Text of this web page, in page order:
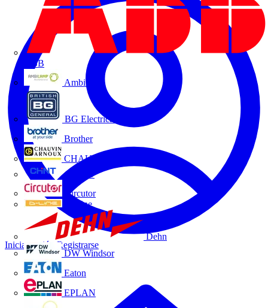
ABB
Ambilamp
BG Electrical
Brother
CHAUVIN ARNOUX
CHINT
Circutor
D-Line
Dehn
DW Windsor
Eaton
EPLAN
Iniciar sesión Registrarse